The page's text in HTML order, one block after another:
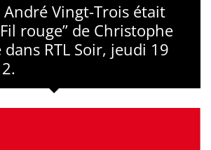
André Vingt-Trois était
rouge” de Christophe
RTL Soir, jeudi 19